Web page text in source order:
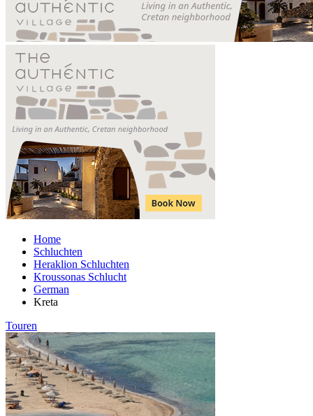
Home
Schluchten
Heraklion Schluchten
Kroussonas Schlucht
German
Kreta
Touren